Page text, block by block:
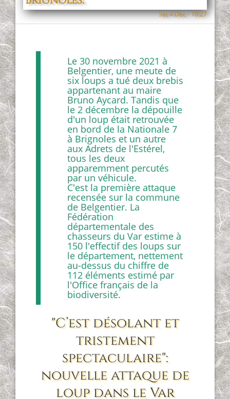
Sat 4 Dec - 10:27
Le 30 novembre 2021 à
Belgentier, une meute de
six loups a tué deux brebis
appartenant au maire
Bruno Aycard. Tandis que
le 2 décembre la dépouille
d'un loup était retrouvée
en bord de la Nationale 7
à Brignoles et un autre
aux Adrets de l'Estérel,
tous les deux
apparemment percutés
par un véhicule.
C'est la première attaque
recensée sur la commune
de Belgentier. La
Fédération
départementale des
chasseurs du Var estime à
150 l'effectif des loups sur
le département, nettement
au-dessus du chiffre de
112 éléments estimé par
l'Office français de la
biodiversité.
"C’est désolant et
tristement
spectaculaire":
nouvelle attaque de
loup dans le Var